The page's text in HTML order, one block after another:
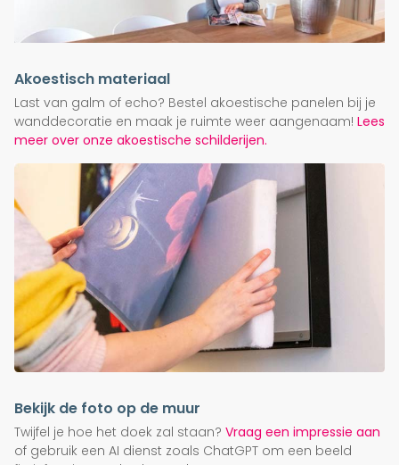
Akoestisch materiaal
Last van galm of echo? Bestel akoestische panelen bij je
wanddecoratie en maak je ruimte weer aangenaam! Lees
meer over onze akoestische schilderijen.
Bekijk de foto op de muur
Twijfel je hoe het doek zal staan? Vraag een impressie aan
of gebruik een AI dienst zoals ChatGPT om een beeld